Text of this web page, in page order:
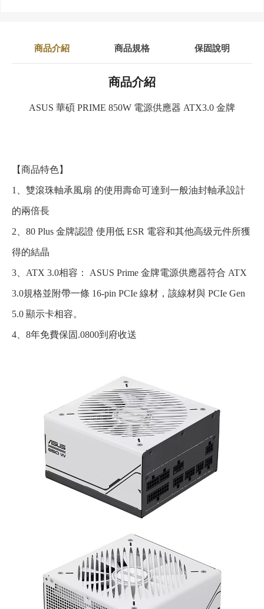
商品介紹 商品規格 保固說明
商品介紹
ASUS 華碩 PRIME 850W 電源供應器 ATX3.0 金牌
【商品特色】
1、雙滾珠軸承風扇 的使用壽命可達到一般油封軸承設計
的兩倍長
2、80 Plus 金牌認證 使用低 ESR 電容和其他高级元件所獲
得的結晶
3、ATX 3.0相容： ASUS Prime 金牌電源供應器符合 ATX
3.0規格並附帶一條 16-pin PCIe 線材，該線材與 PCIe Gen
5.0 顯示卡相容。
4、8年免費保固.0800到府收送